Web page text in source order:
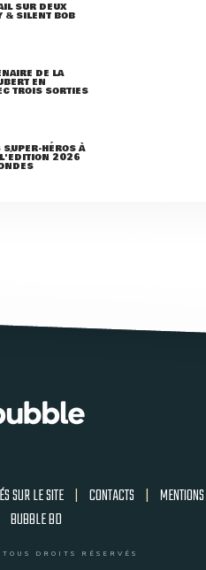
SUR DEUX
& SILENT BOB
DE LA
EN
TROIS SORTIES
HÉROS À
L'ÉDITION 2026
SUR LE SITE | CONTACTS | MENTIONS
BUBBLE BD
DROITS RÉSERVÉS